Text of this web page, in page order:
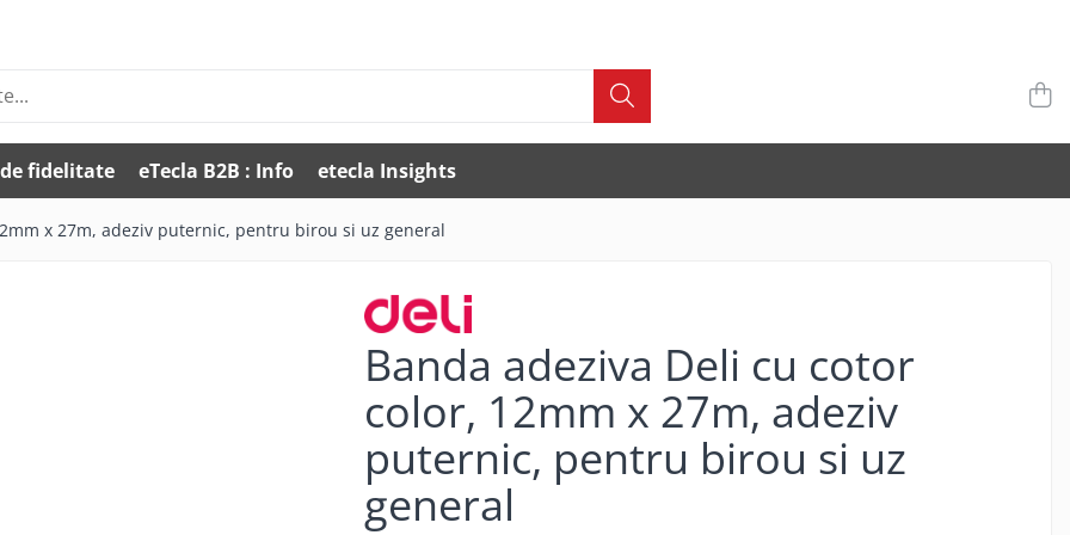
fidelitate eTecla B2B : Info etecla Insights
x 27m, adeziv puternic, pentru birou si uz general
Banda adeziva Deli cu cotor
color, 12mm x 27m, adeziv
puternic, pentru birou si uz
general